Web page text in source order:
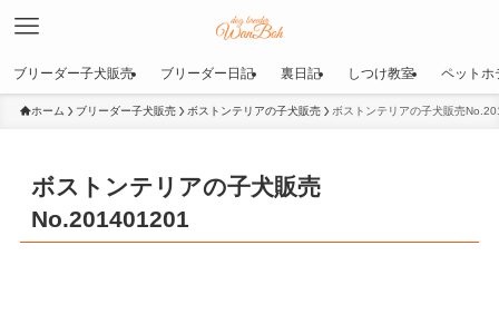
ブリーダー子犬販売 ブリーダー日記 裏日記 しつけ教室 ペットホ
ホーム ブリーダー子犬販売 ボストンテリアの子犬販売 ボストンテリアの子犬販売
ボストンテリアの子犬販売
No.201401201